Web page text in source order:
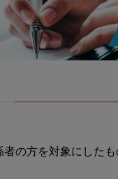
者の方を対象にした